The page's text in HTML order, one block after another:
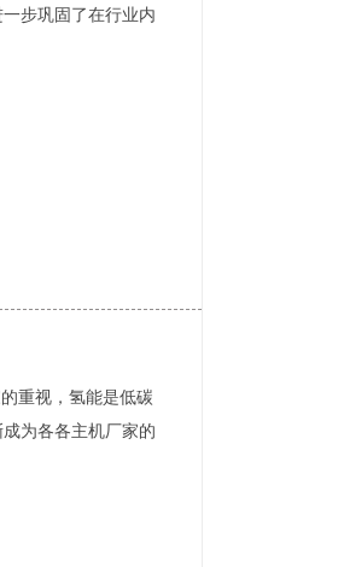
步巩固了在行业内
重视，氢能是低碳
为各各主机厂家的